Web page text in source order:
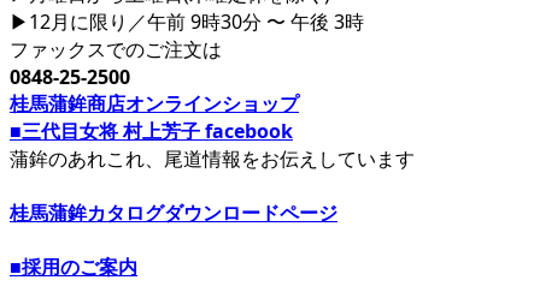
▶12月に限り／午前 9時30分 〜 午後 3時
ファックスでのご注文は
0848-25-2500
桂馬蒲鉾商店オンラインショップ
■三代目女将 村上芳子 facebook
蒲鉾のあれこれ、尾道情報をお伝えしています
桂馬蒲鉾カタログダウンロードページ
■採用のご案内